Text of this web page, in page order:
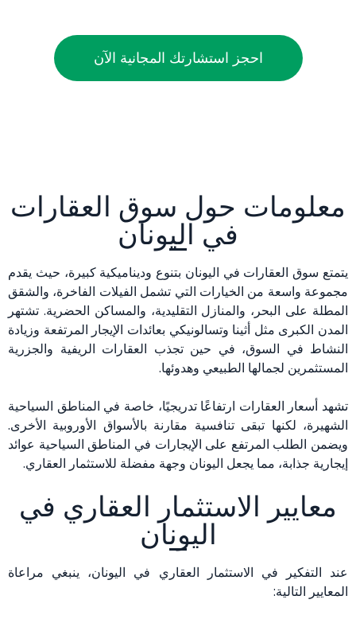
احجز استشارتك المجانية الآن
معلومات حول سوق العقارات
في اليونان
يتمتع سوق العقارات في اليونان بتنوع وديناميكية كبيرة، حيث يقدم
مجموعة واسعة من الخيارات التي تشمل الفيلات الفاخرة، والشقق
المطلة على البحر، والمنازل التقليدية، والمساكن الحضرية. تشتهر
المدن الكبرى مثل أثينا وتسالونيكي بعائدات الإيجار المرتفعة وزيادة
النشاط في السوق، في حين تجذب العقارات الريفية والجزرية
المستثمرين لجمالها الطبيعي وهدوئها.
تشهد أسعار العقارات ارتفاعًا تدريجيًا، خاصة في المناطق السياحية
الشهيرة، لكنها تبقى تنافسية مقارنة بالأسواق الأوروبية الأخرى.
ويضمن الطلب المرتفع على الإيجارات في المناطق السياحية عوائد
إيجارية جذابة، مما يجعل اليونان وجهة مفضلة للاستثمار العقاري.
معايير الاستثمار العقاري في
اليونان
عند التفكير في الاستثمار العقاري في اليونان، ينبغي مراعاة
المعايير التالية: